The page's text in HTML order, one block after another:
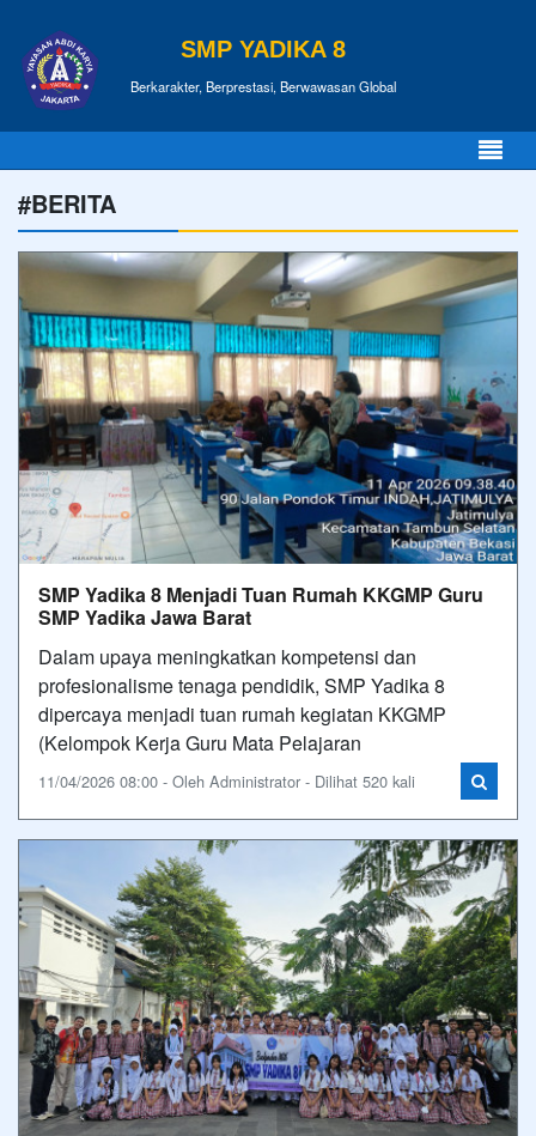
SMP YADIKA 8
Berkarakter, Berprestasi, Berwawasan Global
#BERITA
SMP Yadika 8 Menjadi Tuan Rumah KKGMP Guru
SMP Yadika Jawa Barat
Dalam upaya meningkatkan kompetensi dan
profesionalisme tenaga pendidik, SMP Yadika 8
dipercaya menjadi tuan rumah kegiatan KKGMP
(Kelompok Kerja Guru Mata Pelajaran
11/04/2026 08:00 - Oleh Administrator - Dilihat 520 kali